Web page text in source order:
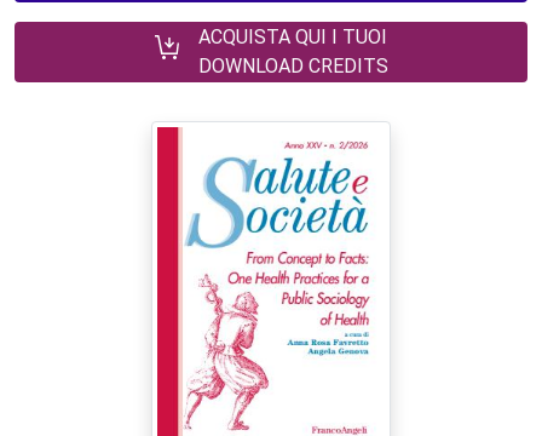
ACQUISTA QUI I TUOI
DOWNLOAD CREDITS